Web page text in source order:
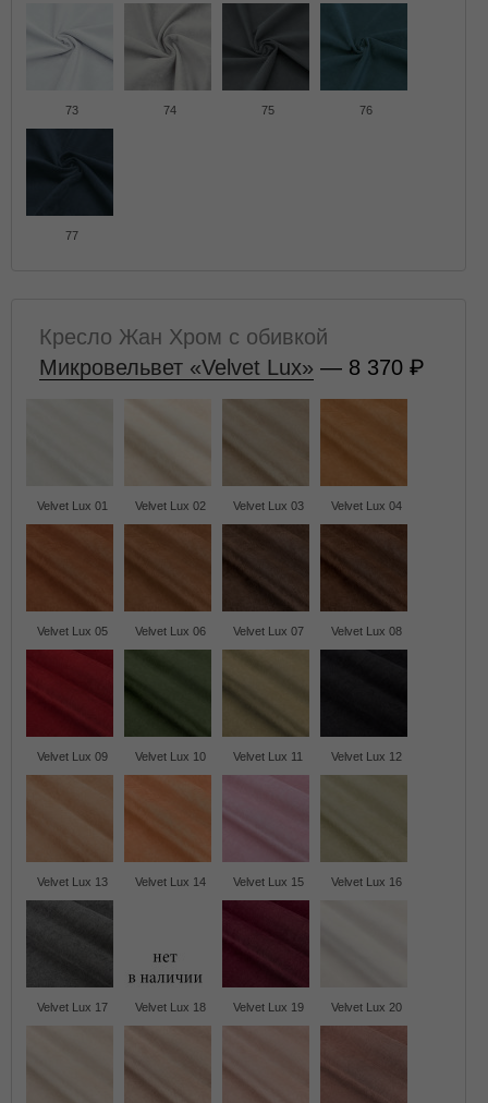
73 74 75 76
77
Кресло Жан Хром с обивкой
Микровельвет «Velvet Lux» — 8 370
Velvet Lux 01 Velvet Lux 02 Velvet Lux 03 Velvet Lux 04
Velvet Lux 05 Velvet Lux 06 Velvet Lux 07 Velvet Lux 08
Velvet Lux 09 Velvet Lux 10 Velvet Lux 11 Velvet Lux 12
Velvet Lux 13 Velvet Lux 14 Velvet Lux 15 Velvet Lux 16
Velvet Lux 17 Velvet Lux 18 Velvet Lux 19 Velvet Lux 20